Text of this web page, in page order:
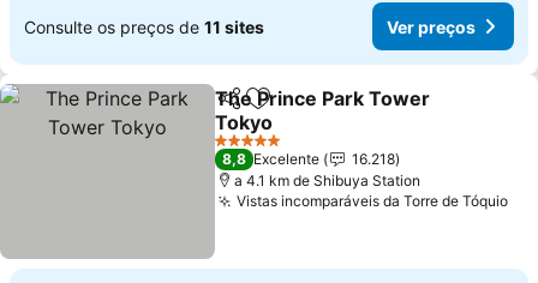
Consulte os preços de 11 sites Ver preços
PartilharAdicionar aos favoritos
The Prince Park Tower
Tokyo
5 Estrelas
8,8 Excelente
16.218
a 4.1 km de Shibuya Station
Vistas incomparáveis da Torre de Tóquio